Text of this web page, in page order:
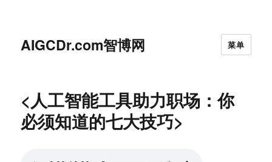
AIGCDr.com智博网 菜单
<人工智能工具助力职场：你
必须知道的七大技巧>